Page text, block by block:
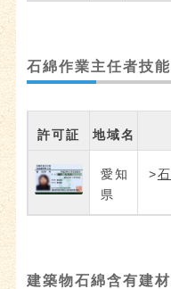
石綿作業主任者技
許可証 地域名
愛知
県
>
建築物石綿含有建